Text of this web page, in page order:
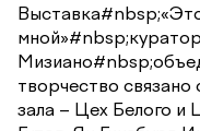
творчество
зала – Цех Белого